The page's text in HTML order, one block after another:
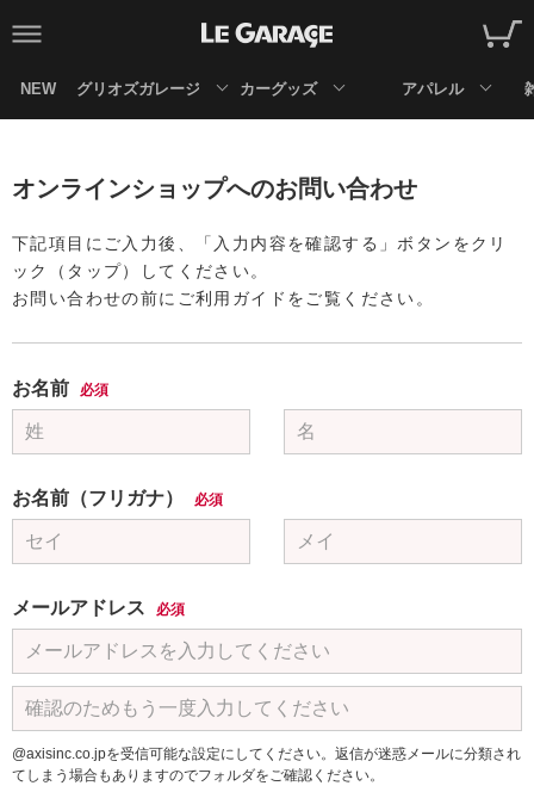
NEW グリオズガレージ カーグッズ アパレル
オンラインショップへのお問い合わせ
下記項目にご入力後、「入力内容を確認する」ボタンをクリ
ック（タップ）してください。
お問い合わせの前にご利用ガイドをご覧ください。
お名前 必須
お名前（フリガナ） 必須
メールアドレス 必須
@axisinc.co.jpを受信可能な設定にしてください。返信が迷惑メールに分類され
てしまう場合もありますのでフォルダをご確認ください。